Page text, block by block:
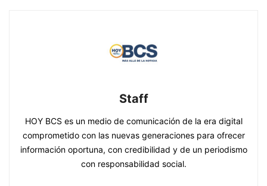
Staff
HOY BCS es un medio de comunicación de la era digital
comprometido con las nuevas generaciones para ofrecer
información oportuna, con credibilidad y de un periodismo
con responsabilidad social.